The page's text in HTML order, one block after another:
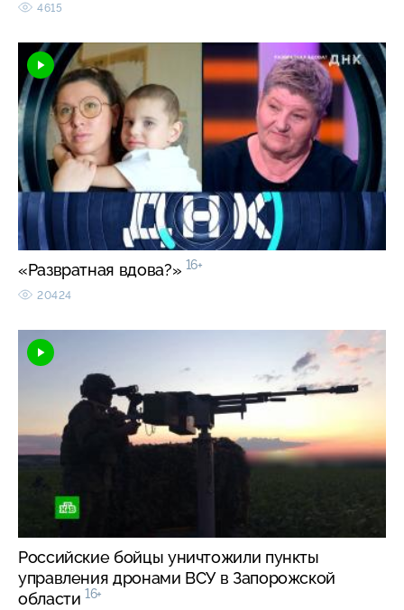
4615
«Развратная вдова?» 16+
20424
Российские бойцы уничтожили пункты
управления дронами ВСУ в Запорожской
области 16+